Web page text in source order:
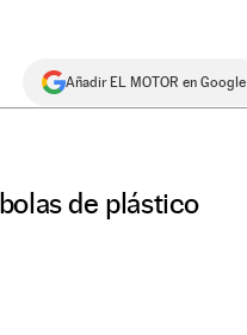
Añadir EL MOTOR en Google
de plástico